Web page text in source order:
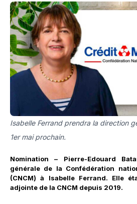
Isabelle Ferrand prendra la direction
1er mai prochain.
Nomination – Pierre-Edouard
générale de la Confédération
(CNCM) à Isabelle Ferrand. Elle
adjointe de la CNCM depuis 2019.